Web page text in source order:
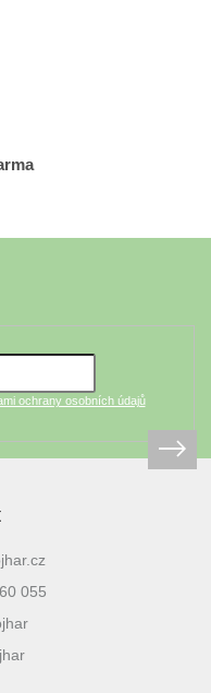
ochrany osobních údajů
055